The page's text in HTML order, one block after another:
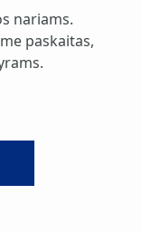
nariams.
paskaitas,